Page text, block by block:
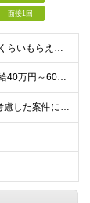
面接1回
＼ぶっちゃけ、今のスキルでどのくらいもらえる？といった相談にも乗ります！／ ◎学歴不問 ◎C言語の読み書きができる方 ≪こんな方も歓迎します≫ ・新しい技術に挑戦したい方 ・将来のキャリアや給与につ
★前給保証★年収700万円可能 月給40万円～60万円＋各種手当＋残業代全額支給 ＼代表が単価も還元も徹底交渉！／ 代表が直接取引先と交渉し、単価を強気に提示。 そこで得た利益は、しっかりメンバー
★フルリモートOK ★お住まいを考慮した案件にアサインします ★転勤なし＆U/Iターン歓迎 【本社】愛知県名古屋市中村区名駅4丁目8-26 エニシオ名駅16F ┗関東・関西・愛知・九州のプロジェクト